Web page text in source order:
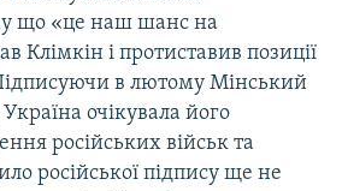
що «це наш шанс на
Клімкін і протиставив позиції
в лютому Мінський
очікувала його
російських військ та
російської підпису ще не